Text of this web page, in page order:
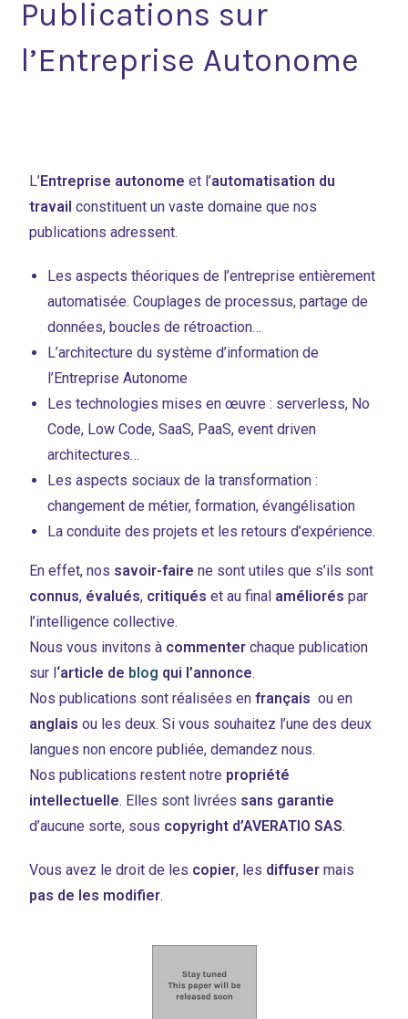
Publications sur
l’Entreprise Autonome
L’Entreprise autonome et l’automatisation du
travail constituent un vaste domaine que nos
publications adressent.
Les aspects théoriques de l’entreprise entièrement
automatisée. Couplages de processus, partage de
données, boucles de rétroaction…
L’architecture du système d’information de
l’Entreprise Autonome
Les technologies mises en œuvre : serverless, No
Code, Low Code, SaaS, PaaS, event driven
architectures…
Les aspects sociaux de la transformation :
changement de métier, formation, évangélisation
La conduite des projets et les retours d’expérience.
En effet, nos savoir-faire ne sont utiles que s’ils sont
connus, évalués, critiqués et au final améliorés par
l’intelligence collective.
Nous vous invitons à commenter chaque publication
sur l‘article de blog qui l’annonce.
Nos publications sont réalisées enfrançais ou en
anglais ou les deux. Si vous souhaitez l’une des deux
langues non encore publiée, demandez nous.
Nos publications restent notre propriété
intellectuelle. Elles sont livrées sans garantie
d’aucune sorte, sous copyright d’AVERATIO SAS.
Vous avez le droit de les copier, les diffuser mais
pas de les modifier.